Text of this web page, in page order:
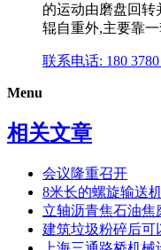
的运动由磨盘回转
辊自重外,主要靠
联系电话: 180 3780
Menu
相关文章
会议隆重召开
8米长的螺旋输送
立轴沥青焦石油焦
建筑垃圾粉碎后可